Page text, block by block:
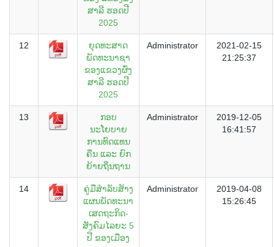
ສາລີ ຮອດປີ
2025
12
ຍຸດທະສາດ
ພັດທະນາຊາ
ຂອງແຂວງຜົ່ງ
ສາລີ ຮອດປີ
2025
Administrator
2021-02-15
21:25:37
13
ກອບ
ນະໂຍບາຍ
ການທົດແທນ
ຄືນ ແລະ ຍົກ
ຍ້າຍຖິ່ນຖານ
Administrator
2019-12-05
16:41:57
14
ຄູ່ມືສຳລັບສ້າງ
ແຜນພັດທະນາ
ເສດຖະກິດ-
ສັງຄົມໄລຍະ 5
ປີ ຂອງເມືອງ
Administrator
2019-04-08
15:26:45